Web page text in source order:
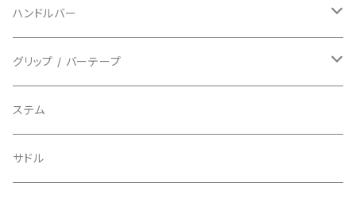
BIKEHAND/バイクハンド
BIO RACER/ビオレーサー
BIKEYOKE/バイクヨーク
BLACKBURN/ブラックバーン
フルフィンガー
シューズカバー
キャップ
その他
フラットペダル用
ビンディングペダル用
インソール
センサー
アクセサリー
カセットスプロケット
シフターマウント
ステムスペーサー
ケーブル類
ハンドルバー
ドロップハンドル
フラット/ライザーバー
グリップ / バーテープ
グリップ
バーテープ
ステム
サドル